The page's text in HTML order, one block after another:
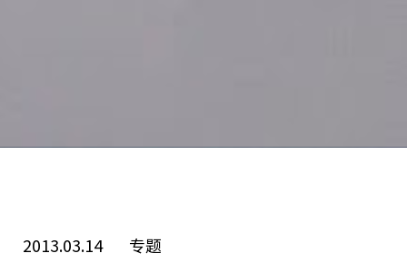
2013.03.14 专题